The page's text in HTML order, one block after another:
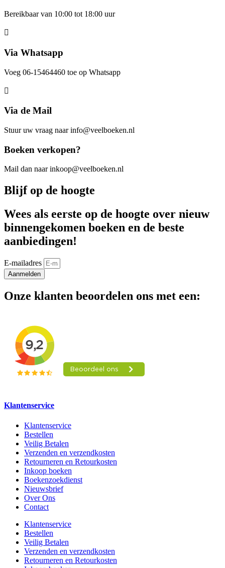
Bereikbaar van 10:00 tot 18:00 uur
Via Whatsapp
Voeg 06-15464460 toe op Whatsapp
Via de Mail
Stuur uw vraag naar info@veelboeken.nl
Boeken verkopen?
Mail dan naar inkoop@veelboeken.nl
Blijf op de hoogte
Wees als eerste op de hoogte over nieuw
binnengekomen boeken en de beste
aanbiedingen!
E-mailadres
Aanmelden
Onze klanten beoordelen ons met een:
Klantenservice
Klantenservice
Bestellen
Veilig Betalen
Verzenden en verzendkosten
Retourneren en Retourkosten
Inkoop boeken
Boekenzoekdienst
Nieuwsbrief
Over Ons
Contact
Klantenservice
Bestellen
Veilig Betalen
Verzenden en verzendkosten
Retourneren en Retourkosten